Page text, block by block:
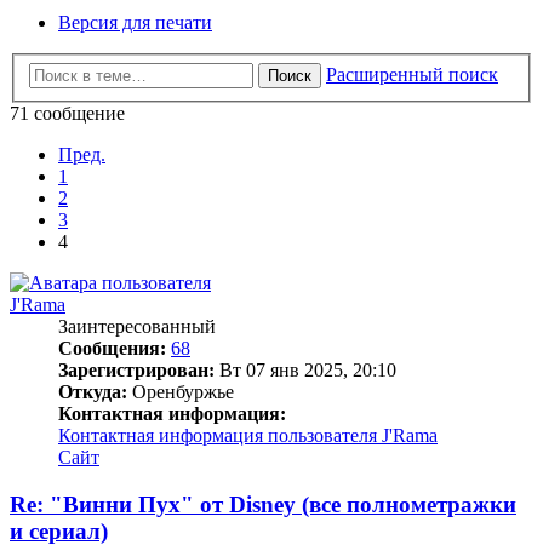
Версия для печати
Поиск
Расширенный поиск
71 сообщение
Пред.
1
2
3
4
J'Rama
Заинтересованный
Сообщения: 68
Зарегистрирован: Вт 07 янв 2025, 20:10
Откуда: Оренбуржье
Контактная информация:
Контактная информация пользователя J'Rama
Сайт
Re: "Винни Пух" от Disney (все полнометражки
и сериал)